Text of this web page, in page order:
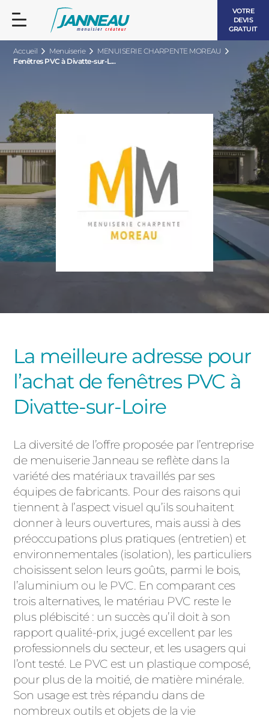
VOTRE
DEVIS
GRATUIT
Accueil Menuiserie
MENUISERIE CHARPENTE MOREAU
Fenêtres PVC à Divatte-sur-L...
La meilleure adresse pour
l’achat de fenêtres PVC à
Divatte-sur-Loire
La diversité de l’offre proposée par l’entreprise
de menuiserie Janneau se reflète dans la
variété des matériaux travaillés par ses
équipes de fabricants. Pour des raisons qui
tiennent à l’aspect visuel qu’ils souhaitent
donner à leurs ouvertures, mais aussi à des
préoccupations plus pratiques (entretien) et
environnementales (isolation), les particuliers
choisissent selon leurs goûts, parmi le bois,
l’aluminium ou le PVC. En comparant ces
trois alternatives, le matériau PVC reste le
plus plébiscité : un succès qu’il doit à son
rapport qualité-prix, jugé excellent par les
professionnels du secteur, et les usagers qui
l’ont testé. Le PVC est un plastique composé,
pour plus de la moitié, de matière minérale.
Son usage est très répandu dans de
nombreux outils et objets de la vie
FENÊTRES ET PORTES-FENÊTRES
BOIS
ALUMINIUM
ACIER
BAIES VITRÉES
PORTES D’ENTRÉE
LES CONTEMPORAINES
LES INTEMPORELLES
LES LUMINEUSES
VOLETS ROULANTS
PERGOLAS
CARPORTS
CLÔTURES